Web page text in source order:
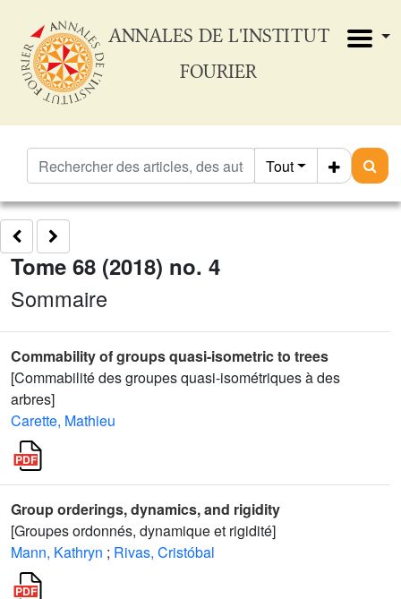
ANNALES DE L'INSTITUT
FOURIER
Tout
Tome 68 (2018) no. 4
Sommaire
Commability of groups quasi-isometric to trees
[Commabilité des groupes quasi-isométriques à des
arbres]
Carette, Mathieu
Group orderings, dynamics, and rigidity
[Groupes ordonnés, dynamique et rigidité]
Mann, Kathryn ; Rivas, Cristóbal